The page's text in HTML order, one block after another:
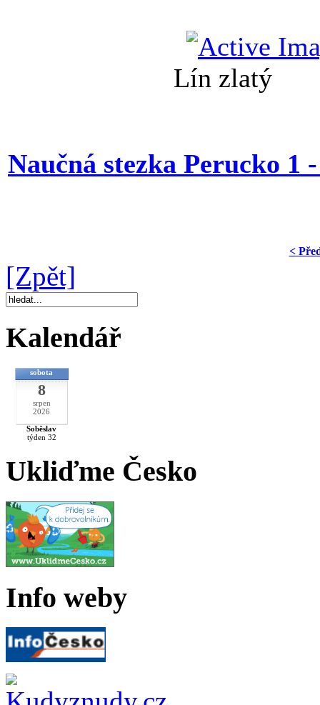
Lín
Naučná stezka Perucko 1
<
[Zpět]
Kalendář
sobota
8
srpen
2026
Soběslav
týden 32
Ukliďme Česko
Info weby